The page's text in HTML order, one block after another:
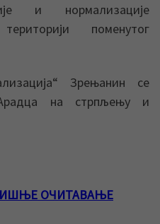
и нормализације
поменутог
Зрењанин се
на стрпљењу и
ОЧИТАВАЊЕ